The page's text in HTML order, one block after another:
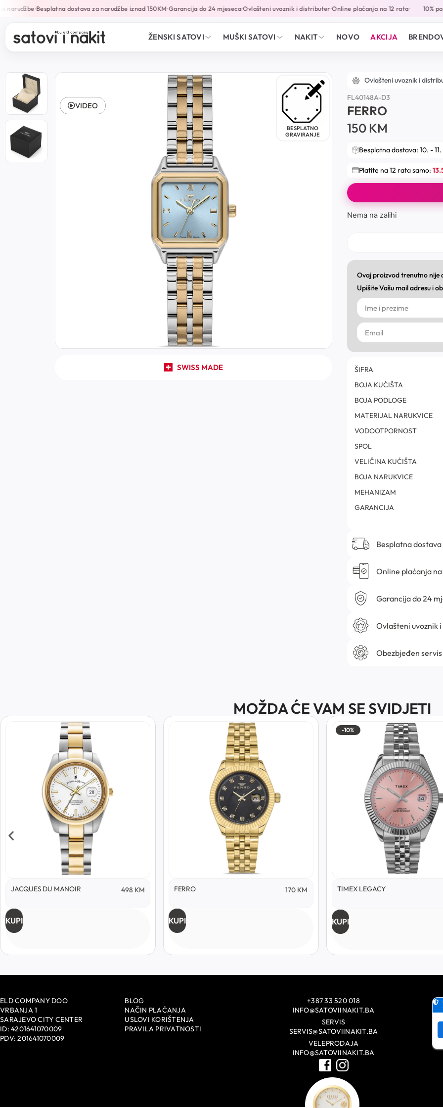
narudžbe•Besplatna dostava za narudžbe iznad 150KM•Garancija do 24 mjeseca•Ovlašteni uvoznik i distributer•Online plaćanja na 12 rata• 10%
ŽENSKI SATOVI MUŠKI SATOVI NAKIT NOVO AKCIJA
BESPLATNO
GRAVIRANJE
SWISS MADE
VIDEO
Ovlašteni uvoznik i
FL40148A-D3
FERRO
150 KM
Besplatna dostava: 10. -
Platite na 12 rata samo:
Nema na zalihi
Ovaj proizvod trenutno nije
Upišite Vašu mail adresu i
ŠIFRA
BOJA KUĆIŠTA
BOJA PODLOGE
MATERIJAL NARUKVICE
VODOOTPORNOST
SPOL
VELIČINA KUĆIŠTA
BOJA NARUKVICE
MEHANIZAM
GARANCIJA
Besplatna
Online plaćanja na
Garancija do 24
Ovlašteni uvoznik
Obezbjeđen servis
MOŽDA ĆE VAM SE SVIDJETI
JACQUES DU MANOIR 498 KM
KUPI
FERRO 170 KM
KUPI
-10%
TIMEX LEGACY
KUPI
ELD COMPANY DOO
VRBANJA 1
SARAJEVO CITY CENTER
ID: 4201641070009
PDV: 201641070009
BLOG
NAČIN PLAĆANJA
USLOVI KORIŠTENJA
PRAVILA PRIVATNOSTI
+387 33 520 018
INFO@SATOVIINAKIT.BA
SERVIS
SERVIS@SATOVIINAKIT.BA
VELEPRODAJA
INFO@SATOVIINAKIT.BA